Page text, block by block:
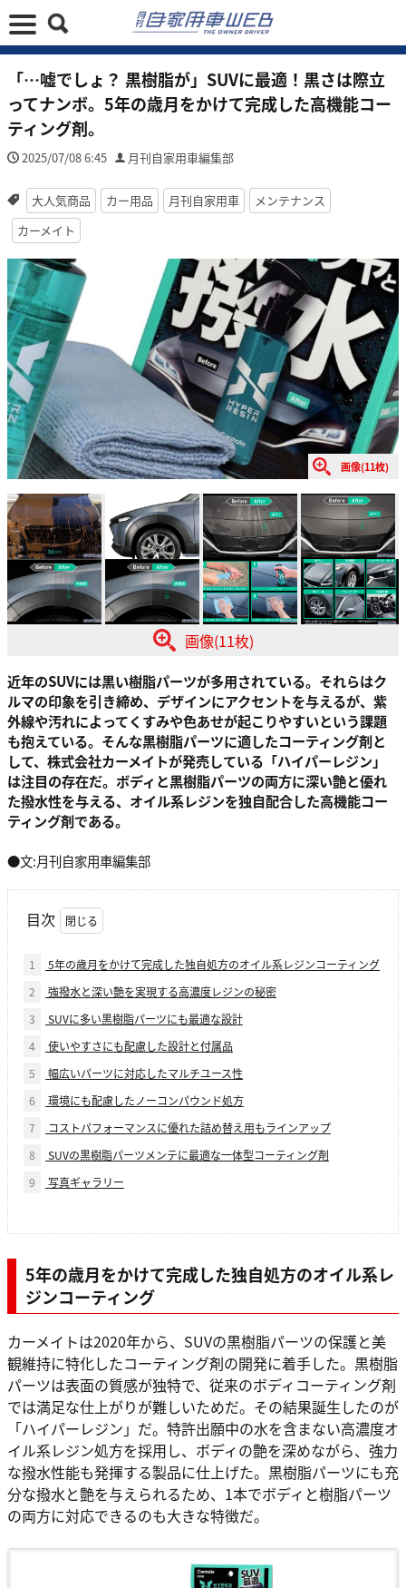
「…嘘でしょ？ 黒樹脂が」SUVに最適！黒さは際立
ってナンボ。5年の歳月をかけて完成した高機能コー
ティング剤。
2025/07/08 6:45 月刊自家用車編集部
大人気商品 カー用品 月刊自家用車
メンテナンス
カーメイト
画像(11枚)
画像(11枚)
近年のSUVには黒い樹脂パーツが多用されている。それらはク
ルマの印象を引き締め、デザインにアクセントを与えるが、紫
外線や汚れによってくすみや色あせが起こりやすいという課題
も抱えている。そんな黒樹脂パーツに適したコーティング剤と
して、株式会社カーメイトが発売している「ハイパーレジン」
は注目の存在だ。ボディと黒樹脂パーツの両方に深い艶と優れ
た撥水性を与える、オイル系レジンを独自配合した高機能コー
ティング剤である。
●文:月刊自家用車編集部
目次
1
5年の歳月をかけて完成した独自処方のオイル系レジンコーティング
2
強撥水と深い艶を実現する高濃度レジンの秘密
3
SUVに多い黒樹脂パーツにも最適な設計
4
使いやすさにも配慮した設計と付属品
5
幅広いパーツに対応したマルチユース性
6
環境にも配慮したノーコンパウンド処方
7
コストパフォーマンスに優れた詰め替え用もラインアップ
8
SUVの黒樹脂パーツメンテに最適な一体型コーティング剤
9
写真ギャラリー
5年の歳月をかけて完成した独自処方のオイル系レ
ジンコーティング
カーメイトは2020年から、SUVの黒樹脂パーツの保護と美
観維持に特化したコーティング剤の開発に着手した。黒樹脂
パーツは表面の質感が独特で、従来のボディコーティング剤
では満足な仕上がりが難しいためだ。その結果誕生したのが
「ハイパーレジン」だ。特許出願中の水を含まない高濃度オ
イル系レジン処方を採用し、ボディの艶を深めながら、強力
な撥水性能も発揮する製品に仕上げた。黒樹脂パーツにも充
分な撥水と艶を与えられるため、1本でボディと樹脂パーツ
の両方に対応できるのも大きな特徴だ。